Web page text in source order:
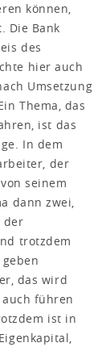
können,
Die Bank
des
hier auch
Umsetzung
Thema, das
ist das
In dem
der
seinem
dann zwei,
der
trotzdem
das wird
führen
ist in